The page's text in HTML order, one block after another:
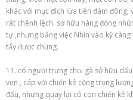
khácvới mục đích lừa tiền đám đông,
rất chênh lệch. sở hữu hàng đống
tự ,nhưng bằng việc Nhìn vào kỹ càng
tẩy được chúng.
11. có người trưng chọi gà sở hữu
vẹn , cáp với chiến kê cộngtrọng
đấu, nhưng quay lại có con chiến kê